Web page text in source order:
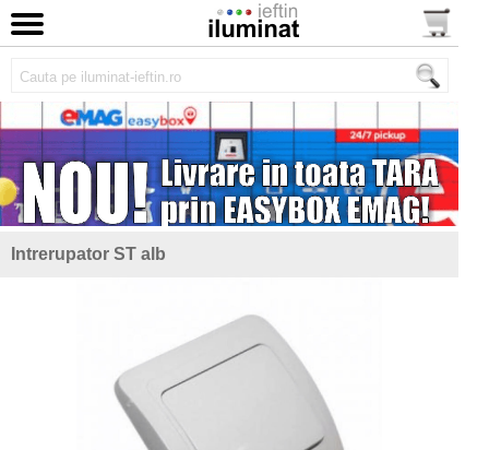
Intrerupator ST alb